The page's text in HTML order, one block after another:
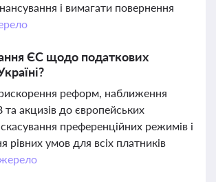
і вимагати повернення
ЄС щодо податкових
реформ, наближення
акцизів до європейських
преференційних режимів і
рівних умов для всіх платників